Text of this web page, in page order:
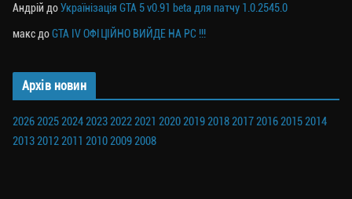
Андрій доУкраїнізація GTA 5 v0.91 beta для патчу 1.0.2545.0
макс доGTA IV ОФІЦІЙНО ВИЙДЕ НА PC !!!
Архів новин
202620252024202320222021 2020201920182017201620152014
201320122011 201020092008